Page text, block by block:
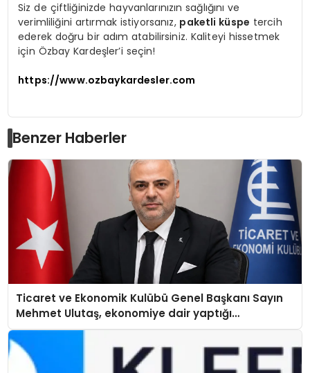
Siz de çiftliğinizde hayvanlarınızın sağlığını ve
verimliliğini artırmak istiyorsanız, paketli küspe tercih
ederek doğru bir adım atabilirsiniz. Kaliteyi hissetmek
için Özbay Kardeşler’i seçin!
https://www.ozbaykardesler.com
Benzer Haberler
Ticaret ve Ekonomik Kulübü Genel Başkanı Sayın
Mehmet Ulutaş, ekonomiye dair yaptığı
açıklamada şunları kaydetti: